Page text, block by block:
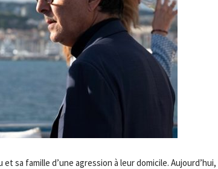
sa famille d’une agression à leur domicile. Aujourd’hui,